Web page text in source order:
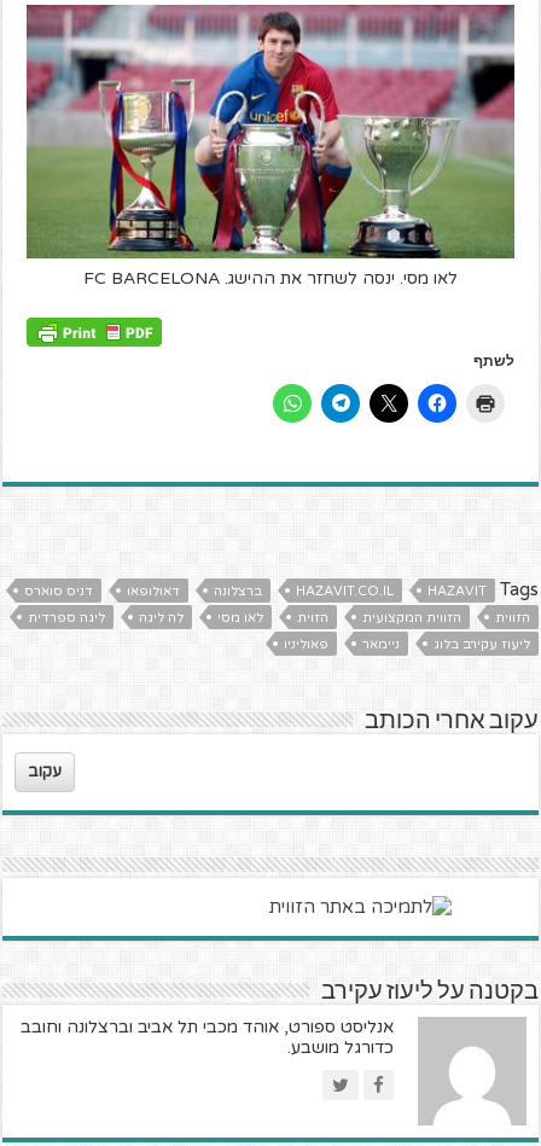
לאו מסי. ינסה לשחזר את ההישג. FC BARCELONA
לשתף
Tags
HAZAVIT
HAZAVIT.CO.IL ברצלונה דאולופאו
דניס סוארס
הזווית
הזווית המקצועית הזוית לאו מסי לה ליגה
ליגה ספרדית
ליעוז עקירב בלוג
ניימאר פאוליניו
עקוב אחרי הכותב
עקוב
בקטנה על ליעוז עקירב
אנליסט ספורט, אוהד מכבי תל אביב וברצלונה וחובב
כדורגל מושבע.